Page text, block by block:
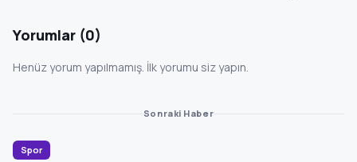
Yorumlar (0)
Henüz yorum yapılmamış. İlk yorumu siz yapın.
Sonraki Haber
Spor